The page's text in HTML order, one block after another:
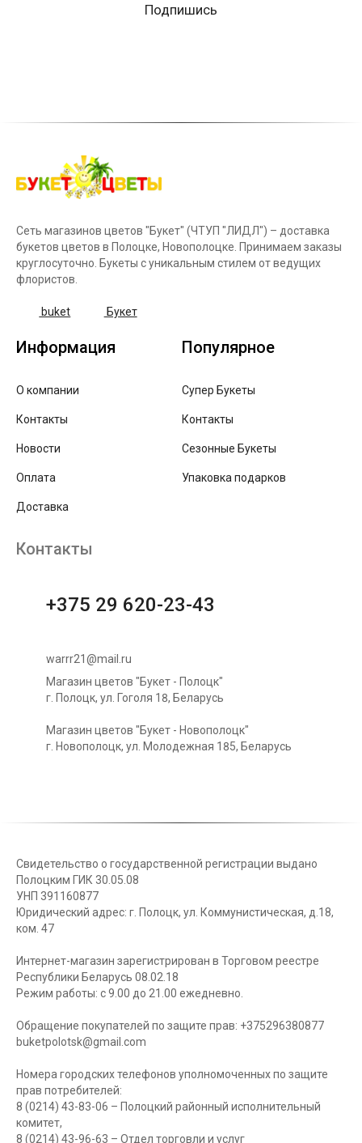
Подпишись
Сеть магазинов цветов "Букет" (ЧТУП "ЛИДЛ") – доставка
букетов цветов в Полоцке, Новополоцке. Принимаем заказы
круглосуточно. Букеты с уникальным стилем от ведущих
флористов.
buket Букет
Информация
О компании
Контакты
Новости
Оплата
Доставка
Популярное
Супер Букеты
Контакты
Сезонные Букеты
Упаковка подарков
Контакты
+375 29 620-23-43
warrr21@mail.ru
Магазин цветов "Букет - Полоцк"
г. Полоцк, ул. Гоголя 18, Беларусь
Магазин цветов "Букет - Новополоцк"
г. Новополоцк, ул. Молодежная 185, Беларусь
Свидетельство о государственной регистрации выдано
Полоцким ГИК 30.05.08
УНП 391160877
Юридический адрес: г. Полоцк, ул. Коммунистическая, д.18,
ком. 47
Интернет-магазин зарегистрирован в Торговом реестре
Республики Беларусь 08.02.18
Режим работы: с 9.00 до 21.00 ежедневно.
Обращение покупателей по защите прав: +375296380877
buketpolotsk@gmail.com
Номера городских телефонов уполномоченных по защите
прав потребителей:
8 (0214) 43-83-06 – Полоцкий районный исполнительный
комитет,
8 (0214) 43-96-63 – Отдел торговли и услуг